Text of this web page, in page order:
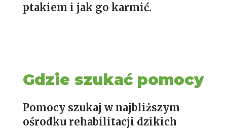
ptakiem i jak go karmić.
Gdzie szukać pomocy
Pomocy szukaj w najbliższym
ośrodku rehabilitacji dzikich